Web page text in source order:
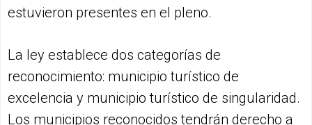
estuvieron presentes en el pleno.
La ley establece dos categorías de
reconocimiento: municipio turístico de
excelencia y municipio turístico de singularidad.
Los municipios reconocidos tendrán derecho a